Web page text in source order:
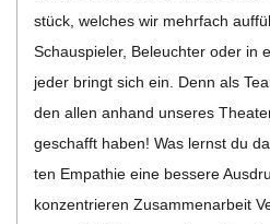
stück, wel­ches wir mehr­fach
Schau­spie­ler, Beleuch­ter oder in
jeder bringt sich ein. Denn als
den allen anhand unse­res
geschafft haben! Was lernst du
ten Empa­thie eine bes­sere
kon­zen­trie­ren Zusam­men­ar­beit